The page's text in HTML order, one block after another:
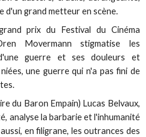
d'un grand metteur en scène.
prix du Festival du Cinéma
Movermann stigmatise les
guerre et ses douleurs et
une guerre qui n'a pas fini de
du Baron Empain) Lucas Belvaux,
analyse la barbarie et l'inhumanité
en filigrane, les outrances des